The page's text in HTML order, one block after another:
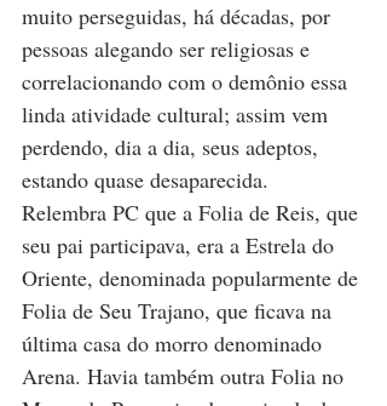
muito perseguidas, há décadas, por
pessoas alegando ser religiosas e
correlacionando com o demônio essa
linda atividade cultural; assim vem
perdendo, dia a dia, seus adeptos,
estando quase desaparecida.
Relembra PC que a Folia de Reis, que
seu pai participava, era a Estrela do
Oriente, denominada popularmente de
Folia de Seu Trajano, que ficava na
última casa do morro denominado
Arena. Havia também outra Folia no